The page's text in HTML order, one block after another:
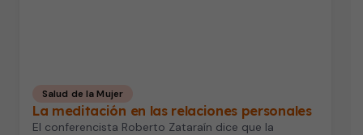
Salud de la Mujer
La meditación en las relaciones personales
El conferencista Roberto Zataraín dice que la